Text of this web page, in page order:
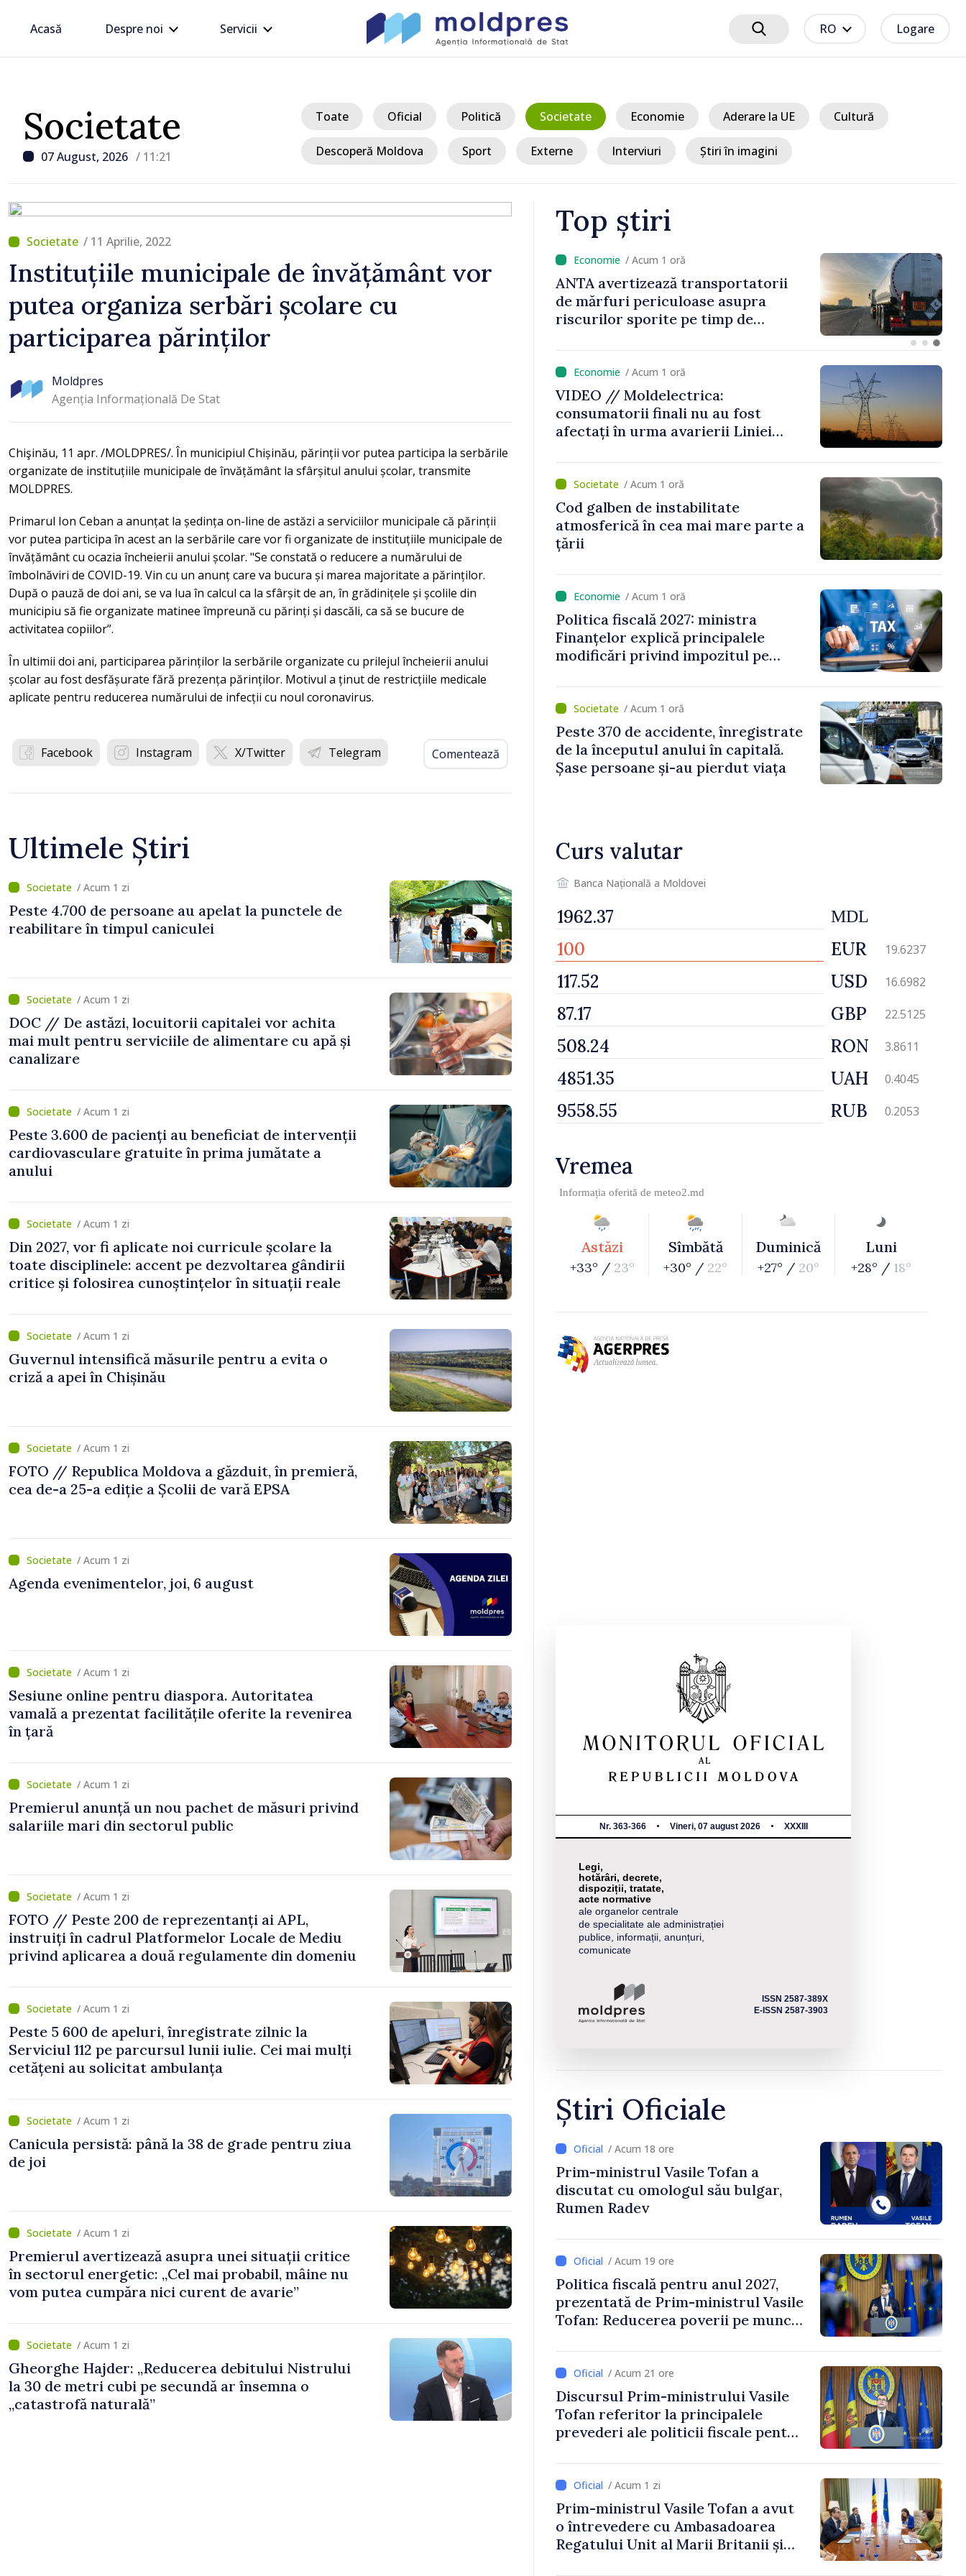
Acasă Despre noi Servicii RO Logare
Societate
07 August, 2026 / 11:21
Toate Oficial Politică Societate Economie Aderare la UE Cultură
Descoperă Moldova Sport Externe Interviuri Știri în imagini
/ 11 Aprilie, 2022
Instituțiile municipale de învățământ vor
putea organiza serbări școlare cu
participarea părinților
Moldpres
Agenția Informațională De Stat
Chişinău, 11 apr. /MOLDPRES/. În municipiul Chișinău, părinții vor putea participa la serbările
organizate de instituțiile municipale de învățământ la sfârșitul anului școlar, transmite
MOLDPRES.
Primarul Ion Ceban a anunțat la ședința on-line de astăzi a serviciilor municipale că părinții
vor putea participa în acest an la serbările care vor fi organizate de instituțiile municipale de
învățământ cu ocazia încheierii anului școlar. "Se constată o reducere a numărului de
îmbolnăviri de COVID-19. Vin cu un anunț care va bucura și marea majoritate a părinților.
După o pauză de doi ani, se va lua în calcul ca la sfârșit de an, în grădinițele și școlile din
municipiu să fie organizate matinee împreună cu părinți și dascăli, ca să se bucure de
activitatea copiilor”.
În ultimii doi ani, participarea părinților la serbările organizate cu prilejul încheierii anului
școlar au fost desfășurate fără prezența părinților. Motivul a ținut de restricțiile medicale
aplicate pentru reducerea numărului de infecții cu noul coronavirus.
Facebook Instagram X/Twitter Telegram Comentează
Ultimele Știri
/ Acum 1 zi
Peste 4.700 de persoane au apelat la punctele de
reabilitare în timpul caniculei
/ Acum 1 zi
DOC // De astăzi, locuitorii capitalei vor achita
mai mult pentru serviciile de alimentare cu apă și
canalizare
/ Acum 1 zi
Peste 3.600 de pacienți au beneficiat de intervenții
cardiovasculare gratuite în prima jumătate a
anului
/ Acum 1 zi
Din 2027, vor fi aplicate noi curricule școlare la
toate disciplinele: accent pe dezvoltarea gândirii
critice și folosirea cunoștințelor în situații reale
/ Acum 1 zi
Guvernul intensifică măsurile pentru a evita o
criză a apei în Chișinău
/ Acum 1 zi
FOTO // Republica Moldova a găzduit, în premieră,
cea de-a 25-a ediție a Școlii de vară EPSA
/ Acum 1 zi
Agenda evenimentelor, joi, 6 august
/ Acum 1 zi
Sesiune online pentru diaspora. Autoritatea
vamală a prezentat facilitățile oferite la revenirea
în țară
/ Acum 1 zi
Premierul anunță un nou pachet de măsuri privind
salariile mari din sectorul public
/ Acum 1 zi
FOTO // Peste 200 de reprezentanți ai APL,
instruiți în cadrul Platformelor Locale de Mediu
privind aplicarea a două regulamente din domeniu
/ Acum 1 zi
Peste 5 600 de apeluri, înregistrate zilnic la
Serviciul 112 pe parcursul lunii iulie. Cei mai mulți
cetățeni au solicitat ambulanța
/ Acum 1 zi
Canicula persistă: până la 38 de grade pentru ziua
de joi
/ Acum 1 zi
Premierul avertizează asupra unei situații critice
în sectorul energetic: „Cel mai probabil, mâine nu
vom putea cumpăra nici curent de avarie”
/ Acum 1 zi
Gheorghe Hajder: „Reducerea debitului Nistrului
la 30 de metri cubi pe secundă ar însemna o
„catastrofă naturală”
Top știri
/ Acum 25 minute
Donald Trump interzice exportul de
rachete interceptoare către
Ucraina
/ Acum 1 oră
ANTA avertizează transportatorii
de mărfuri periculoase asupra
riscurilor sporite pe timp de
/ Acum 1 oră
VIDEO // Moldelectrica:
consumatorii finali nu au fost
afectați în urma avarierii Liniei
prioritar / Acum 1 oră
Cod galben de instabilitate
atmosferică în cea mai mare parte a
țării
/ Acum 1 oră
Politica fiscală 2027: ministra
Finanțelor explică principalele
modificări privind impozitul pe
/ Acum 1 oră
Peste 370 de accidente, înregistrate
de la începutul anului în capitală.
Șase persoane și-au pierdut viața
Curs valutar
Banca Națională a Moldovei
MDL
EUR 19.6237
USD 16.6982
GBP 22.5125
RON 3.8611
UAH 0.4045
RUB 0.2053
Vremea
Informația oferită de meteo2.md
Astăzi
+33° / 23°
Sîmbătă
+30° / 22°
Duminică
+27° / 20°
Luni
+28° / 18°
Nr. 363-366 Vineri, 07 august 2026 XXXIII
Legi,
hotărâri, decrete,
dispoziții, tratate,
acte normative
ale organelor centrale
de specialitate ale administrației
publice, informații, anunțuri,
comunicate
ISSN 2587-389X
E-ISSN 2587-3903
Știri Oficiale
/ Acum 18 ore
Prim-ministrul Vasile Tofan a
discutat cu omologul său bulgar,
Rumen Radev
/ Acum 19 ore
Politica fiscală pentru anul 2027,
prezentată de Prim-ministrul Vasile
Tofan: Reducerea poverii pe muncă,
/ Acum 21 ore
Discursul Prim-ministrului Vasile
Tofan referitor la principalele
prevederi ale politicii fiscale pentru
/ Acum 1 zi
Prim-ministrul Vasile Tofan a avut
o întrevedere cu Ambasadoarea
Regatului Unit al Marii Britanii și